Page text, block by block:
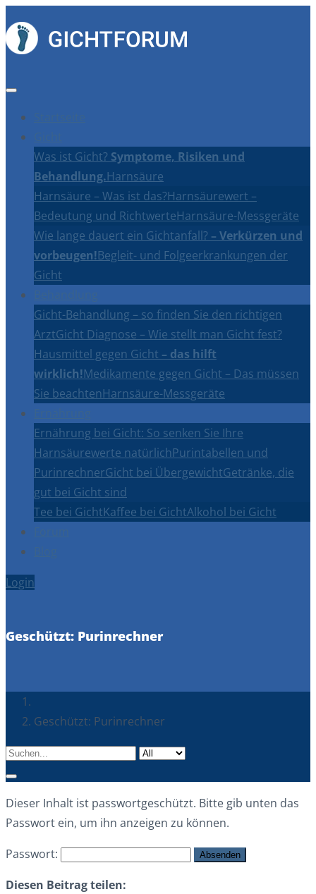
Was ist Gicht? Symptome, Risiken und
Behandlung.Harnsäure
Harnsäure – Was ist das?Harnsäurewert –
Bedeutung und RichtwerteHarnsäure-Messgeräte
Wie lange dauert ein Gichtanfall? – Verkürzen und
vorbeugen!Begleit- und Folgeerkrankungen der
Gicht
Gicht-Behandlung – so finden Sie den richtigen
ArztGicht Diagnose – Wie stellt man Gicht fest?
Hausmittel gegen Gicht – das hilft
wirklich!Medikamente gegen Gicht – Das müssen
Sie beachtenHarnsäure-Messgeräte
Ernährung bei Gicht: So senken Sie Ihre
Harnsäurewerte natürlichPurintabellen und
PurinrechnerGicht bei ÜbergewichtGetränke, die
gut bei Gicht sind
Tee bei GichtKaffee bei GichtAlkohol bei Gicht
Login
Geschützt: Purinrechner
Geschützt: Purinrechner
Dieser Inhalt ist passwortgeschützt. Bitte gib unten das
Passwort ein, um ihn anzeigen zu können.
Passwort:
Diesen Beitrag teilen: